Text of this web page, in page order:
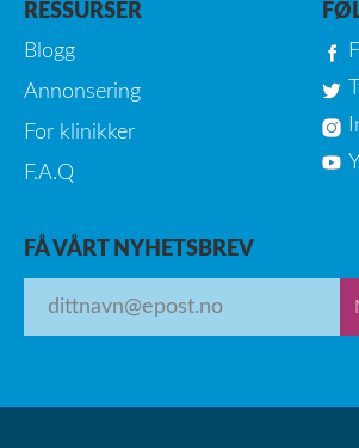
RESSURSER
Blogg
Annonsering
For klinikker
F.A.Q
FÅ VÅRT NYHETSBREV